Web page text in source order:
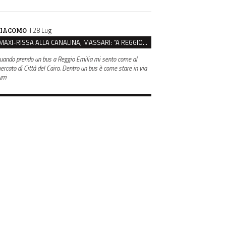
il 28 Lug
MAXI-RISSA ALLA CANALINA, MASSARI: “A REGGIO FATTI COSÌ GRAVI NON DEVONO TROVARE SPAZIO”
prendo un bus a Reggio Emilia mi sento come al
di Città del Cairo. Dentro un bus è come stare in via